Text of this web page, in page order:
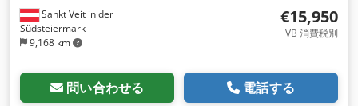
Sankt Veit in der
Südsteiermark
9,168 km
€15,950
VB 消費税別
問い合わせる 電話する